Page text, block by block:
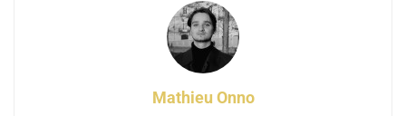
Mathieu Onno